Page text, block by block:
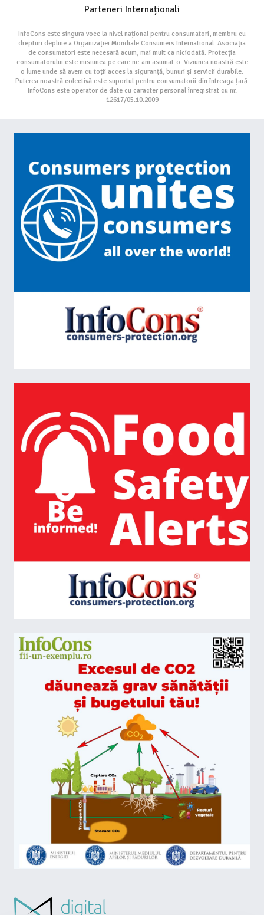
Parteneri Internaționali
InfoCons este singura voce la nivel național pentru consumatori, membru cu
drepturi depline a Organizației Mondiale Consumers International. Asociația
de consumatori este necesară acum, mai mult ca niciodată. Protecția
consumatorului este misiunea pe care ne-am asumat-o. Viziunea noastră este
o lume unde să avem cu toții acces la siguranță, bunuri și servicii durabile.
Puterea noastră colectivă este suportul pentru consumatorii din întreaga țară.
InfoCons este operator de date cu caracter personal înregistrat cu nr.
12617/05.10.2009